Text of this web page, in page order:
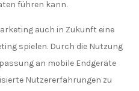
führen kann.
auch in Zukunft eine
spielen. Durch die Nutzung
an mobile Endgeräte
Nutzererfahrungen zu